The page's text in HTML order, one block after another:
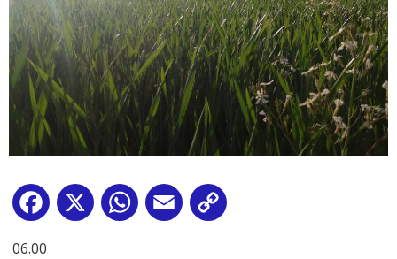
Facebook
X WhatsApp
Email
06.00